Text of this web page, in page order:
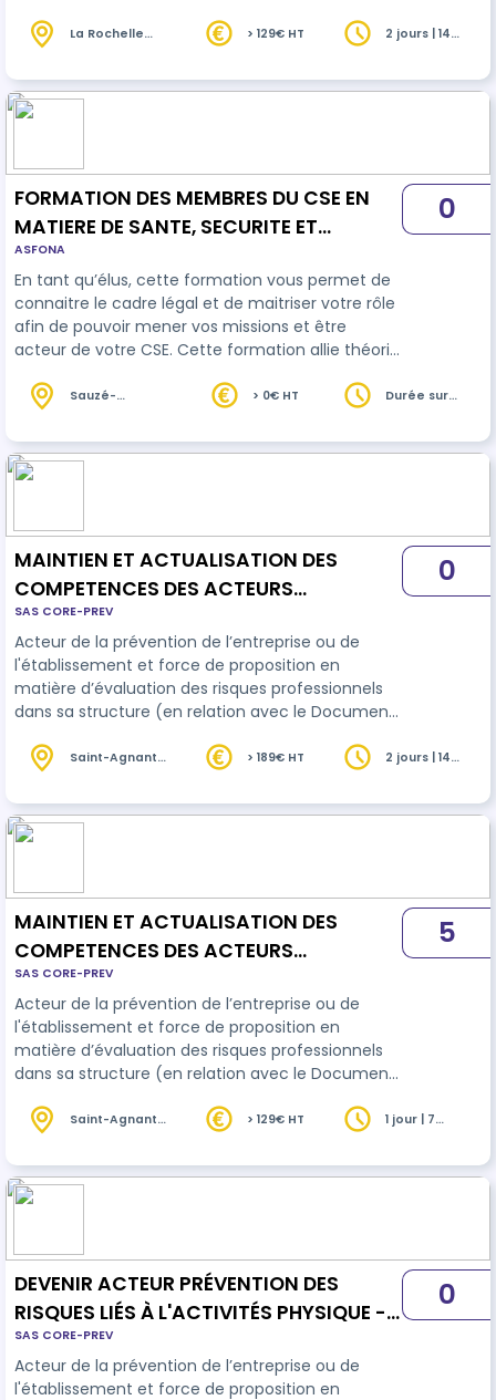
observe, décrit, analyse sa situation de travail et
La Rochelle
> 129€ HT
2 jours | 14
FORMATION DES MEMBRES DU CSE EN
MATIERE DE SANTE, SECURITE ET
CONDITIONS DE TRAVAIL EFFECTUANT
UN PREMIER MANDAT– 5 jours
ASFONA
En tant qu’élus, cette formation vous permet de
connaitre le cadre légal et de maitriser votre rôle
afin de pouvoir mener vos missions et être
acteur de votre CSE. Cette formation allie théorie
et agroalimentaire
0
Sauzé-
> 0€ HT
Durée sur
MAINTIEN ET ACTUALISATION DES
COMPETENCES DES ACTEURS
PRÉVENTION DES RISQUES LIÉS À
L'ACTIVITÉS PHYSIQUE - SANITAIRE ET
MÉDICO-SOCIAL
SAS CORE-PREV
Acteur de la prévention de l’entreprise ou de
l'établissement et force de proposition en
matière d’évaluation des risques professionnels
dans sa structure (en relation avec le Document
observe, décrit, analyse sa situation de travail et
0
Saint-Agnant
> 189€ HT
2 jours | 14
MAINTIEN ET ACTUALISATION DES
COMPETENCES DES ACTEURS
PRÉVENTION DES RISQUES LIÉS À
L'ACTIVITÉS PHYSIQUE (MAC PRAP-IBC)
)
SAS CORE-PREV
Acteur de la prévention de l’entreprise ou de
l'établissement et force de proposition en
matière d’évaluation des risques professionnels
dans sa structure (en relation avec le Document
observe, décrit, analyse sa situation de travail et
5
Saint-Agnant
> 129€ HT
1 jour | 7
DEVENIR ACTEUR PRÉVENTION DES
RISQUES LIÉS À L'ACTIVITÉS PHYSIQUE -
SANITAIRE ET MÉDICO-SOCIAL
SAS CORE-PREV
Acteur de la prévention de l’entreprise ou de
l'établissement et force de proposition en
0